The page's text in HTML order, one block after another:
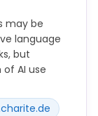
may be
language
but
AI use